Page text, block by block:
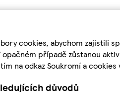
cookies, abychom
případě zůstanou
na odkaz Soukromí a
důvodů